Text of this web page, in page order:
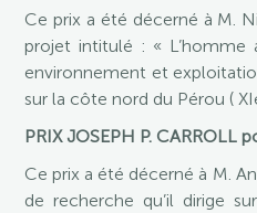
Ce prix a été décerné à M.
projet intitulé : «
environnement et
sur la côte nord du Pérou (
PRIX JOSEPH P. CARROLL
Ce prix a été décerné à M.
de recherche qu’il dirige